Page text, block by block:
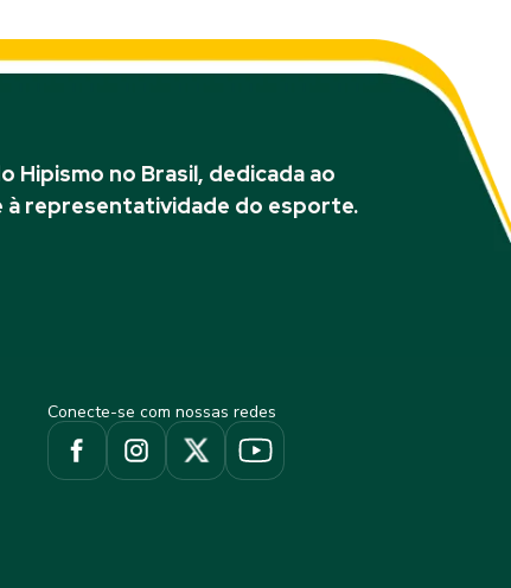
Hipismo no Brasil, dedicada ao
à representatividade do esporte.
Conecte-se com nossas redes